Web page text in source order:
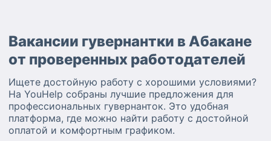
Вакансии гувернантки в Абакане
от проверенных работодателей
Ищете достойную работу с хорошими условиями?
На YouHelp собраны лучшие предложения для
профессиональных гувернанток. Это удобная
платформа, где можно найти работу с достойной
оплатой и комфортным графиком.